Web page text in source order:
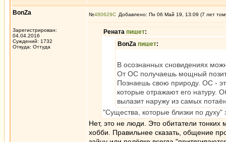
BonZa
Зарегистрирован:
04.04.2016
Суждений: 1732
Откуда: Oттyдa
№480629 Добавлено: Пн 06 Май 19, 13:09 (7 лет
Рената пишет:
BonZa пишет:
В осознанных сновидениях
От ОС получаешь мощный
Познаешь свою природу. ОС -
которые отражают его натуру.
вылазит наружу из самых
"Существа, которые близки по
Нет, это не люди. Это обитатели
хобби. Правильнее сказать, общение